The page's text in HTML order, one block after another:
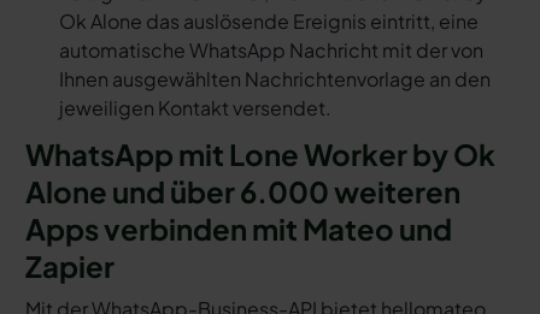
Ok Alone das auslösende Ereignis eintritt, eine
automatische WhatsApp Nachricht mit der von
Ihnen ausgewählten Nachrichtenvorlage an den
jeweiligen Kontakt versendet.
WhatsApp mit Lone Worker by Ok
Alone und über 6.000 weiteren
Apps verbinden mit Mateo und
Zapier